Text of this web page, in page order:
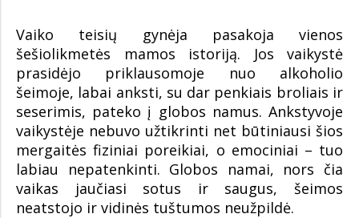
Vaiko teisių gynėja pasakoja vienos
šešiolikmetės mamos istoriją. Jos vaikystė
prasidėjo priklausomoje nuo alkoholio
šeimoje, labai anksti, su dar penkiais broliais ir
seserimis, pateko į globos namus. Ankstyvoje
vaikystėje nebuvo užtikrinti net būtiniausi šios
mergaitės fiziniai poreikiai, o emociniai – tuo
labiau nepatenkinti. Globos namai, nors čia
vaikas jaučiasi sotus ir saugus, šeimos
neatstojo ir vidinės tuštumos neužpildė.